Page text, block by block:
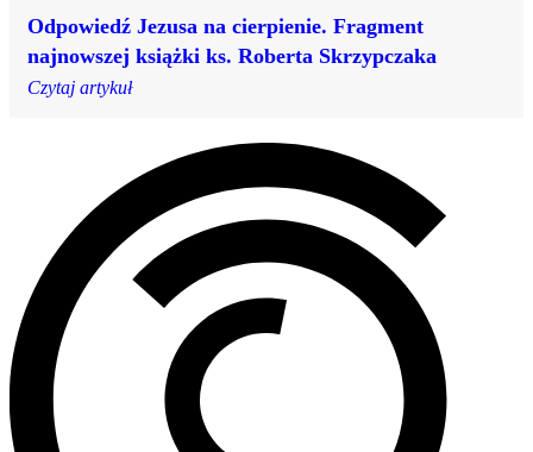
Odpowiedź Jezusa na cierpienie. Fragment
najnowszej książki ks. Roberta Skrzypczaka
Czytaj artykuł